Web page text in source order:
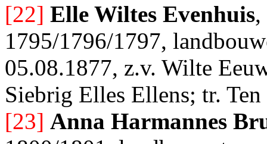
[22] Elle Wiltes Evenhuis,
1795/1796/1797,
05.08.1877, z.v. Wilte
Siebrig Elles Ellens; tr.
[23] Anna Harmannes